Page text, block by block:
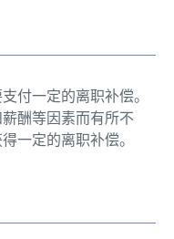
付一定的离职补偿。
酬等因素而有所不
一定的离职补偿。